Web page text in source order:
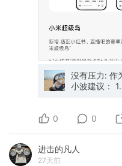
没有压力: 作
小波建议：
数据兼容能
要是不可能
0 0
进击的凡人
27天前